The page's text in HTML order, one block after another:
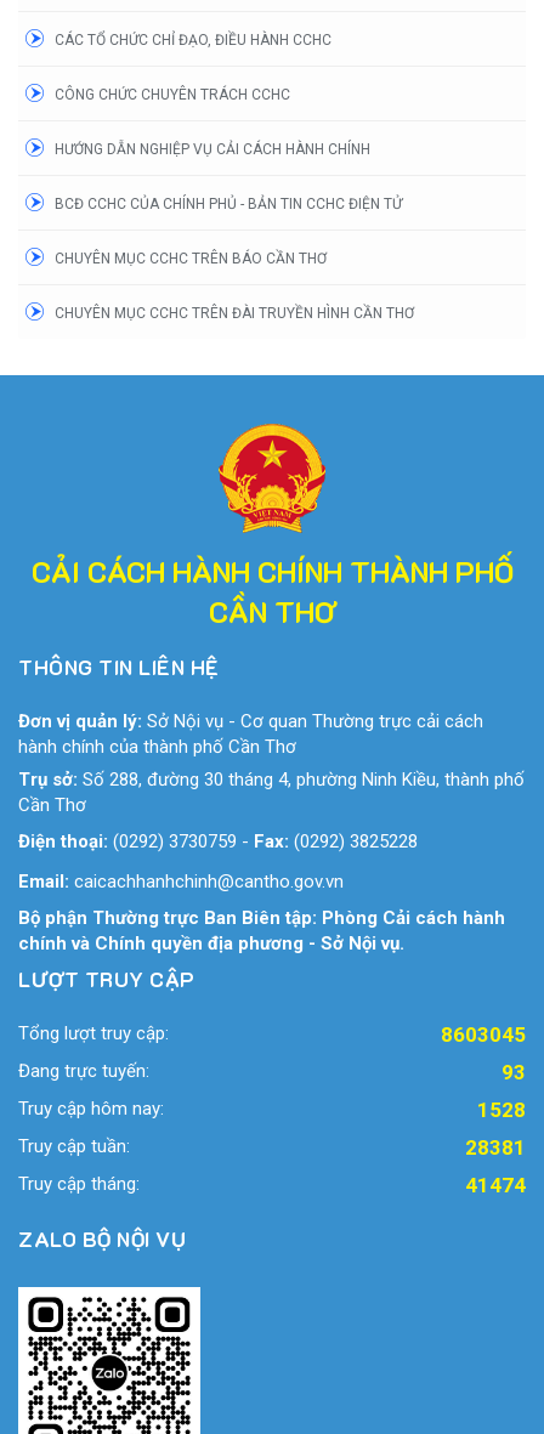
CÁC TỔ CHỨC CHỈ ĐẠO, ĐIỀU HÀNH CCHC
CÔNG CHỨC CHUYÊN TRÁCH CCHC
HƯỚNG DẪN NGHIỆP VỤ CẢI CÁCH HÀNH CHÍNH
BCĐ CCHC CỦA CHÍNH PHỦ - BẢN TIN CCHC ĐIỆN TỬ
CHUYÊN MỤC CCHC TRÊN BÁO CẦN THƠ
CHUYÊN MỤC CCHC TRÊN ĐÀI TRUYỀN HÌNH CẦN THƠ
CẢI CÁCH HÀNH CHÍNH THÀNH PHỐ
CẦN THƠ
THÔNG TIN LIÊN HỆ
Đơn vị quản lý: Sở Nội vụ - Cơ quan Thường trực cải cách
hành chính của thành phố Cần Thơ
Trụ sở: Số 288, đường 30 tháng 4, phường Ninh Kiều, thành phố
Cần Thơ
Điện thoại: (0292) 3730759 - Fax: (0292) 3825228
Email: caicachhanhchinh@cantho.gov.vn
Bộ phận Thường trực Ban Biên tập: Phòng Cải cách hành
chính và Chính quyền địa phương - Sở Nội vụ.
LƯỢT TRUY CẬP
Tổng lượt truy cập: 8603045
Đang trực tuyến: 93
Truy cập hôm nay: 1528
Truy cập tuần: 28381
Truy cập tháng: 41474
ZALO BỘ NỘI VỤ